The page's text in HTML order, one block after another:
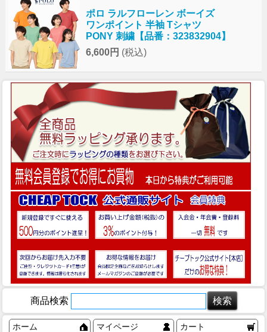
ポロ ラルフローレン ボーイズ
ワンポイント 半袖 Tシャツ
PONY 刺繍【品番：323832904】
6,600円 (税込)
商品検索
ホーム マイページ カート